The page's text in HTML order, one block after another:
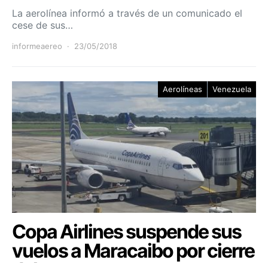
La aerolínea informó a través de un comunicado el
cese de sus…
informeaereo 23/05/2018
Aerolíneas Venezuela
Copa Airlines suspende sus
vuelos a Maracaibo por cierre